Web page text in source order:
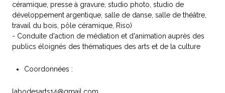
céramique, presse à gravure, studio photo, studio de
développement argentique, salle de danse, salle de théâtre,
travail du bois, pôle céramique, Riso)
- Conduite d'action de médiation et d'animation auprès des
publics éloignés des thématiques des arts et de la culture
Coordonnées :